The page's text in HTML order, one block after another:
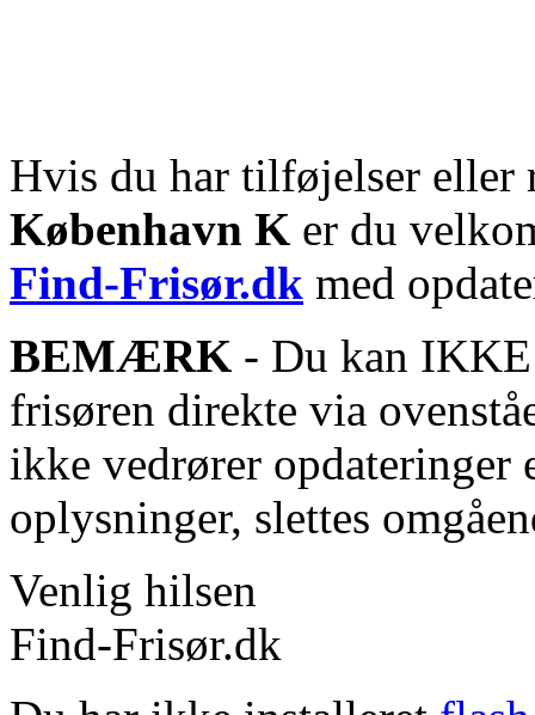
Hvis du har tilføjelser eller
København K er du
Find-Frisør.dk med
BEMÆRK - Du kan IKKE
frisøren direkte via
ikke vedrører opdateringer
oplysninger, slettes
Venlig hilsen
Find-Frisør.dk